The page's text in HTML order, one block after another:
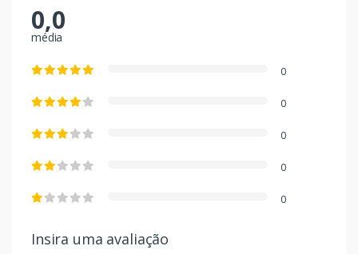
0,0
média
0
0
0
0
0
Insira uma avaliação